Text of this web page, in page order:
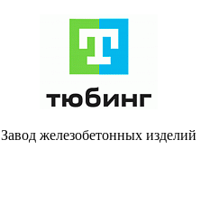
Завод железобетонных изделий